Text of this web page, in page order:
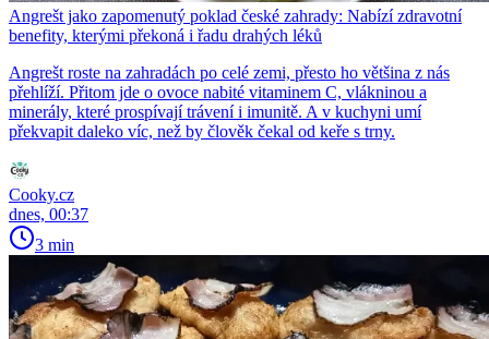
Angrešt jako zapomenutý poklad české zahrady: Nabízí zdravotní
benefity, kterými překoná i řadu drahých léků
Angrešt roste na zahradách po celé zemi, přesto ho většina z nás
přehlíží. Přitom jde o ovoce nabité vitaminem C, vlákninou a
minerály, které prospívají trávení i imunitě. A v kuchyni umí
překvapit daleko víc, než by člověk čekal od keře s trny.
Cooky.cz
dnes, 00:37
3 min